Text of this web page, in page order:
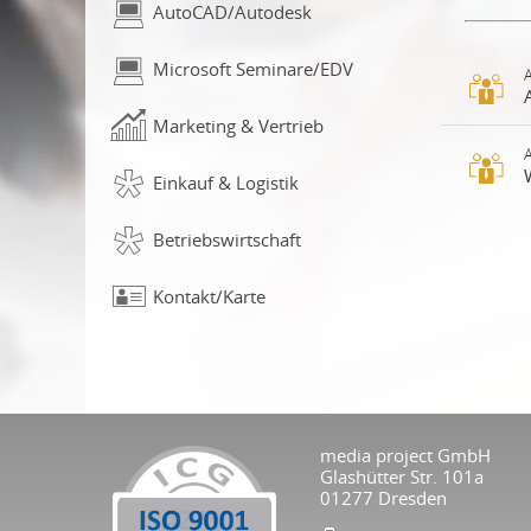
AutoCAD/Autodesk
Microsoft Seminare/EDV
Marketing & Vertrieb
Einkauf & Logistik
Betriebswirtschaft
Kontakt/Karte
media project GmbH
Glashütter Str. 101a
01277 Dresden